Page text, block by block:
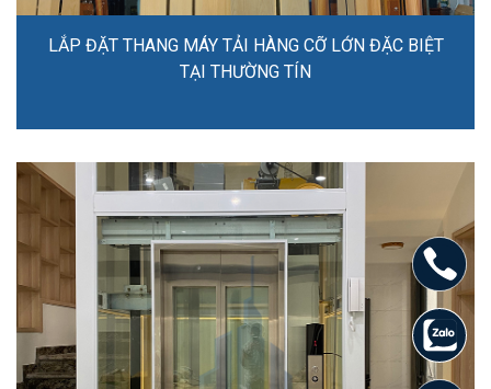
LẮP ĐẶT THANG MÁY TẢI HÀNG CỠ LỚN ĐẶC BIỆT
TẠI THƯỜNG TÍN